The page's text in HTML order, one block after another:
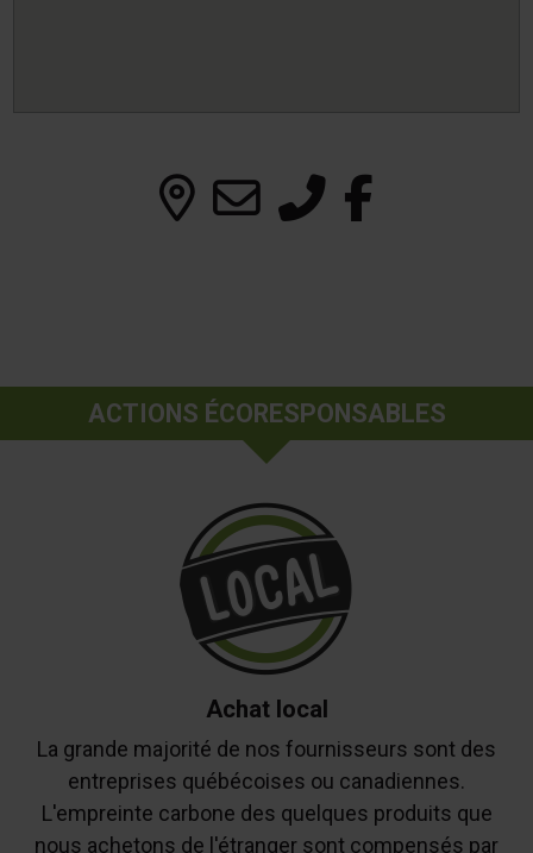
ACTIONS ÉCORESPONSABLES
Achat local
La grande majorité de nos fournisseurs sont des
entreprises québécoises ou canadiennes.
L'empreinte carbone des quelques produits que
nous achetons de l'étranger sont compensés par